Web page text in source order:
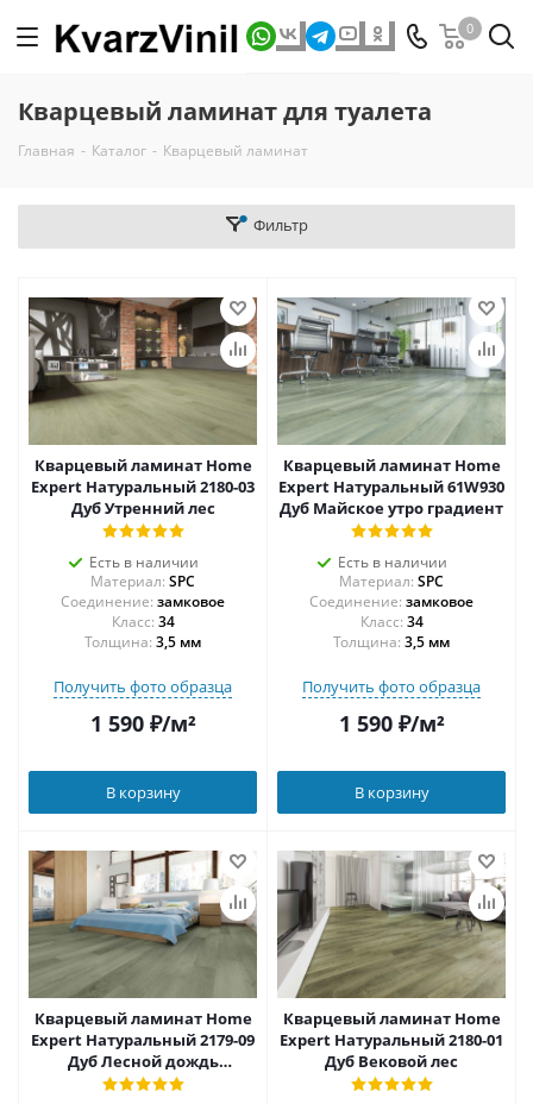
0
Кварцевый ламинат для туалета
Главная - Каталог - Кварцевый ламинат
Фильтр
Кварцевый ламинат Home
Expert Натуральный 2180-03
Дуб Утренний лес
Есть в наличии
Материал: SPC
Соединение: замковое
34
Толщина: 3,5 мм
Получить фото образца
1 590₽/м²
В корзину
Кварцевый ламинат Home
Expert Натуральный 61W930
Дуб Майское утро градиент
Есть в наличии
Материал: SPC
Соединение: замковое
34
Толщина: 3,5 мм
Получить фото образца
1 590₽/м²
В корзину
Кварцевый ламинат Home
Expert Натуральный 2179-09
Дуб Лесной дождь
градиент
Кварцевый ламинат Home
Expert Натуральный 2180-01
Дуб Вековой лес